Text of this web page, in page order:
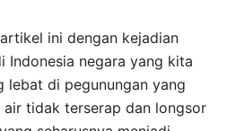
ini dengan kejadian
Indonesia negara yang kita
lebat di pegunungan yang
air tidak terserap dan longsor